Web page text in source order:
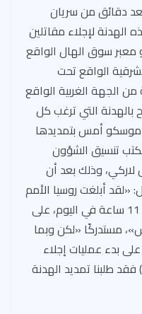
دقائق من سريان
الهدنة لإجلاء مقاتلين
معبر سوق الهال الواقع
الواقع تحت
الجهة الغربية الواقع
بالهدنة التي ترغب كل
موسكو أمس بتمديدها
تنسيق الشؤون
لاركي، وذلك بعد أن
أبلغت روسيا الأمم
المتحدة بأنها ستلتزم هدنة مدتها 11 ساعة في اليوم، على
مستدركًا «لكن وبما
بدء عمليات إجلاء
فقد طلبنا تمديد الهدنة